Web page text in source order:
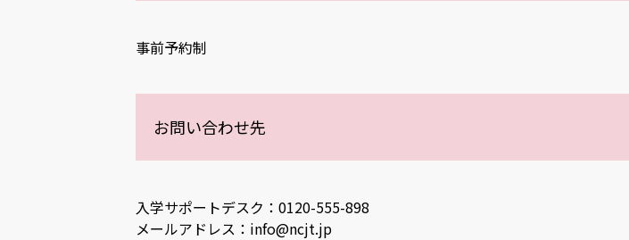
事前予約制
お問い合わせ先
入学サポートデスク：0120-555-898
メールアドレス：info@ncjt.jp